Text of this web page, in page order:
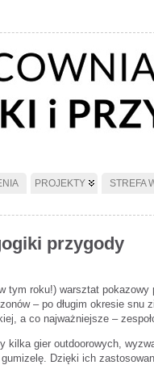
PROJEKTY STREFA
przygody
tym roku!) warsztat
– po długim okresie
a co najważniejsze –
gier outdoorowych,
Dzięki ich